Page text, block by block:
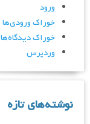
ورود
خوراک ورودی‌ها
خوراک دیدگاه‌ها
وردپرس
نوشته‌های تازه